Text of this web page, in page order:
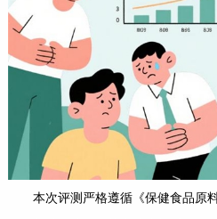
本次评测严格遵循《保健食品原